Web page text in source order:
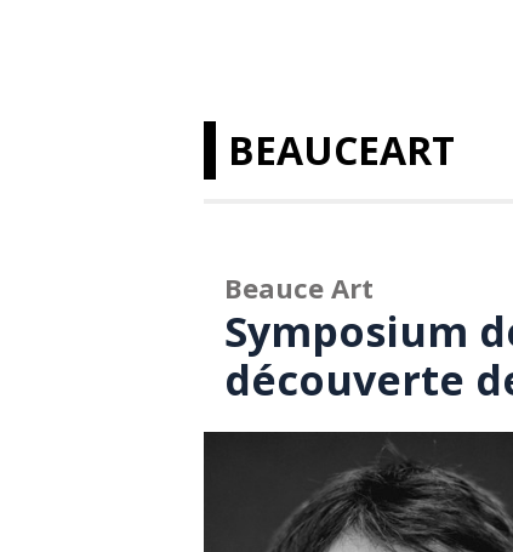
BEAUCEART
Beauce Art
Symposium
découverte